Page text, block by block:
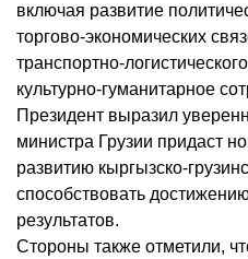
включая развитие
торгово-экономических
транспортно-
культурно-гуманитарное
Президент выразил
министра Грузии придаст
развитию кыргызско-
способствовать
результатов.
Стороны также отметили,